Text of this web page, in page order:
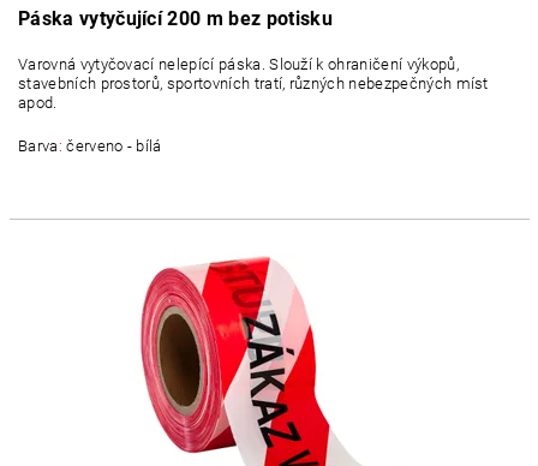
Páska vytyčující 200 m bez potisku
Varovná vytyčovací nelepící páska. Slouží k ohraničení výkopů,
stavebních prostorů, sportovních tratí, různých nebezpečných míst
apod.
Barva :červeno - bílá